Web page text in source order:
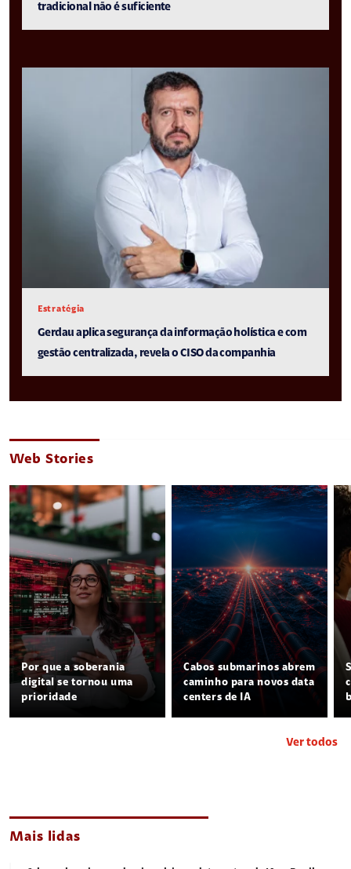
tradicional não é suficiente
Estratégia
Gerdau aplica segurança da informação holística e com
gestão centralizada, revela o CISO da companhia
Web Stories
Por que a soberania
digital se tornou uma
prioridade
Cabos submarinos abrem
caminho para novos data
centers de IA
Ver todos
Mais lidas